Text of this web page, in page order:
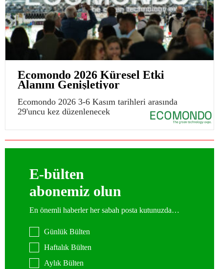
Ecomondo 2026 Küresel Etki
Alanını Genişletiyor
Ecomondo 2026 3-6 Kasım tarihleri arasında
29'uncu kez düzenlenecek
E-bülten
abonemiz olun
En önemli haberler her sabah posta kutunuzda…
Günlük Bülten
Haftalık Bülten
Aylık Bülten